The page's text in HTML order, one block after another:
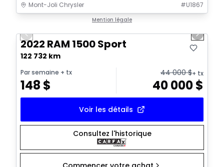
Mont-Joli Chrysler #U1867
Mention légale
Vidéo disponible
Previous slide Next
2022 RAM 1500 Sport
122 732 km
Par semaine + tx
148 $
44 000$+ tx
40 000$
Voir les détails
Consultez l'historique